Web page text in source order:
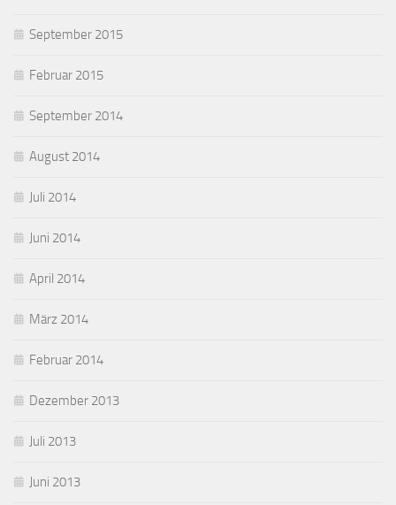
September 2015
Februar 2015
September 2014
August 2014
Juli 2014
Juni 2014
April 2014
März 2014
Februar 2014
Dezember 2013
Juli 2013
Juni 2013